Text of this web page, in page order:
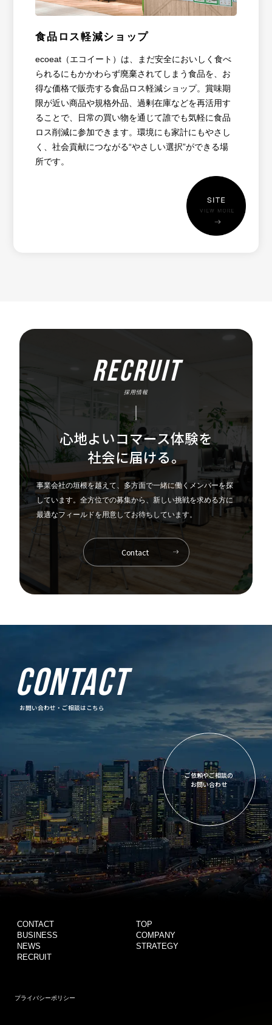
食品ロス軽減ショップ
ecoeat（エコイート）は、まだ安全においしく食べ
られるにもかかわらず廃棄されてしまう食品を、お
得な価格で販売する食品ロス軽減ショップ。賞味期
限が近い商品や規格外品、過剰在庫などを再活用す
ることで、日常の買い物を通じて誰でも気軽に食品
ロス削減に参加できます。環境にも家計にもやさし
く、社会貢献につながる“やさしい選択”ができる場
所です。
RECRUIT
採用情報
心地よいコマース体験を
社会に届ける。
事業会社の垣根を越えて、 多方面で一緒に働くメンバーを探
しています。 全方位での募集から、新しい挑戦を求める方に
最適なフィールドを用意してお待ちしています。
Contact
CONTACT
お問い合わせ・ご相談はこちら
ご依頼やご相談の
お問い合わせ
TOP
COMPANY
STRATEGY
BUSINESS
NEWS
RECRUIT
CONTACT
プライバシーポリシー